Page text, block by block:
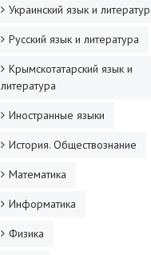
Украинский язык и
Русский язык и литература
Крымскотатарский язык и
литература
Иностранные языки
История. Обществознание
Математика
Информатика
Физика